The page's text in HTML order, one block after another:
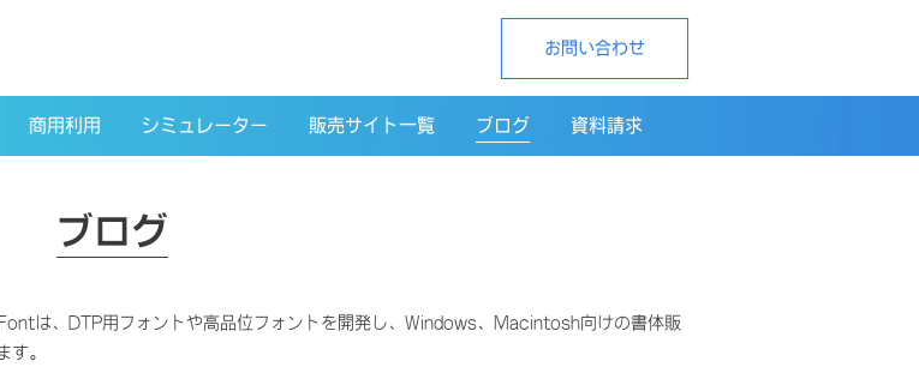
お問い合わせ
商用利用 シミュレーター 販売サイト一覧 ブログ 資料請求
ブログ
は、DTP用フォントや高品位フォントを開発し、Windows、Macintosh向けの書体販
す。